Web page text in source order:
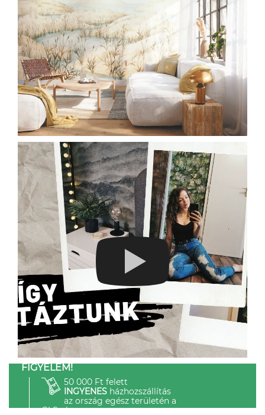
FIGYELEM!
50 000 Ft felett
INGYENESházhozszállítás
az ország egész területén a
GLS-el.